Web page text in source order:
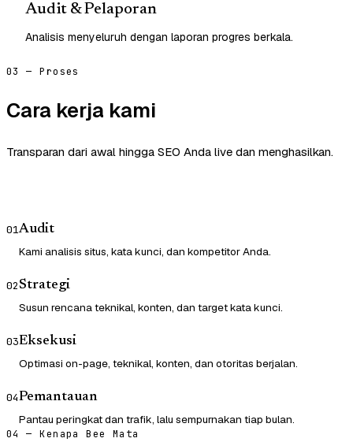
Audit & Pelaporan
Analisis menyeluruh dengan laporan progres berkala.
03 — Proses
Cara kerja kami
Transparan dari awal hingga SEO Anda live dan menghasilkan.
01Audit
Kami analisis situs, kata kunci, dan kompetitor Anda.
02Strategi
Susun rencana teknikal, konten, dan target kata kunci.
03Eksekusi
Optimasi on-page, teknikal, konten, dan otoritas berjalan.
04Pemantauan
Pantau peringkat dan trafik, lalu sempurnakan tiap bulan.
04 — Kenapa Bee Mata